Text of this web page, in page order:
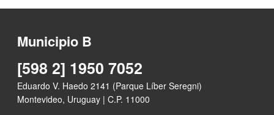
Municipio B
[598 2] 1950 7052
Eduardo V. Haedo 2141 (Parque Líber Seregni)
Montevideo, Uruguay | C.P. 11000